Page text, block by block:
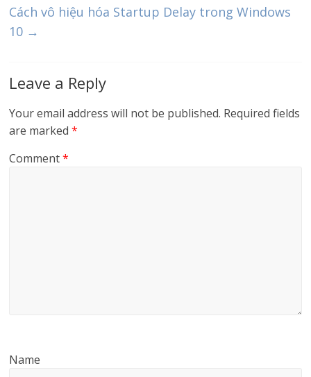
Cách vô hiệu hóa Startup Delay trong Windows
10 →
Leave a Reply
Your email address will not be published. Required fields
are marked*
Comment*
Name